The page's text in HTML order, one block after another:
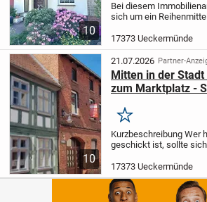
10
Bei diesem
sich um ein
Erdgeschoss des
....alle weiteren
Immobilie erhalten...
17373 Ueckermünde
10
21.07.2026 Partner-
Mitten in der
zum Marktplatz -
Merken
Kurzbeschreibung Wer
geschickt ist, sollte
besteht aus 2
noch vermietete
Erdgeschoss mit 48...
17373 Ueckermünde